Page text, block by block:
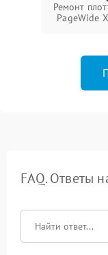
Ремонт
PageWide
FAQ. Ответы